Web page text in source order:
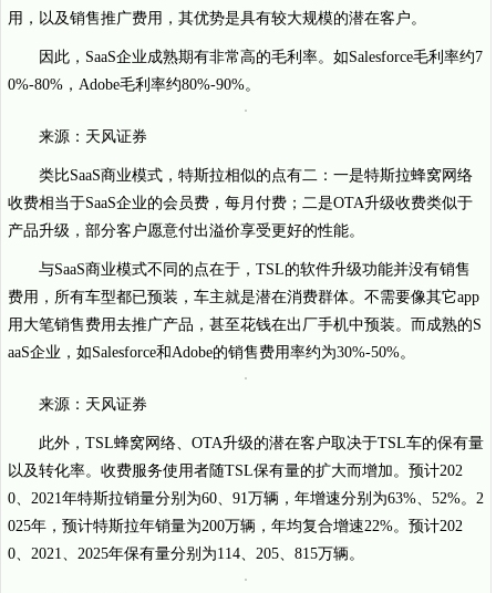
用，以及销售推广费用，其优势是具有较大规模的潜在客户。
因此，SaaS企业成熟期有非常高的毛利率。如Salesforce毛利率约7
0%-80%，Adobe毛利率约80%-90%。
来源：天风证券
类比SaaS商业模式，特斯拉相似的点有二：一是特斯拉蜂窝网络
收费相当于SaaS企业的会员费，每月付费；二是OTA升级收费类似于
产品升级，部分客户愿意付出溢价享受更好的性能。
与SaaS商业模式不同的点在于，TSL的软件升级功能并没有销售
费用，所有车型都已预装，车主就是潜在消费群体。不需要像其它app
用大笔销售费用去推广产品，甚至花钱在出厂手机中预装。而成熟的S
aaS企业，如Salesforce和Adobe的销售费用率约为30%-50%。
来源：天风证券
此外，TSL蜂窝网络、OTA升级的潜在客户取决于TSL车的保有量
以及转化率。收费服务使用者随TSL保有量的扩大而增加。预计202
0、2021年特斯拉销量分别为60、91万辆，年增速分别为63%、52%。2
025年，预计特斯拉年销量为200万辆，年均复合增速22%。预计202
0、2021、2025年保有量分别为114、205、815万辆。